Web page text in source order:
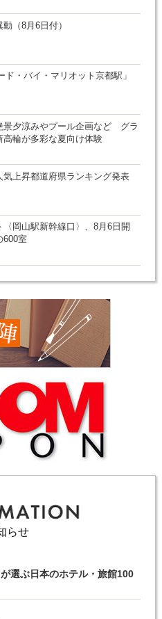
（8月6日付）
・バイ・マリオット京都駅」
夕涼みやプール企画など グラ
高輪が多彩な夏向け体験
気上昇都道府県ランキング発表
岡山駅新幹線口〉、8月6日開
室
らせ
選ぶ日本のホテル・旅館100